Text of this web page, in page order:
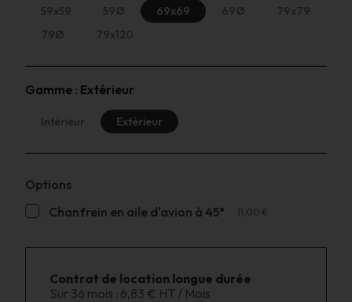
59x59 59Ø 69x69 69Ø
79x79
79Ø
79x120
Gamme : Extérieur
Intérieur Extérieur
Options
Chanfrein en aile d'avion à 45°
11,00 €
Contrat de location longue durée
Sur 36 mois : 6,83 € HT / Mois